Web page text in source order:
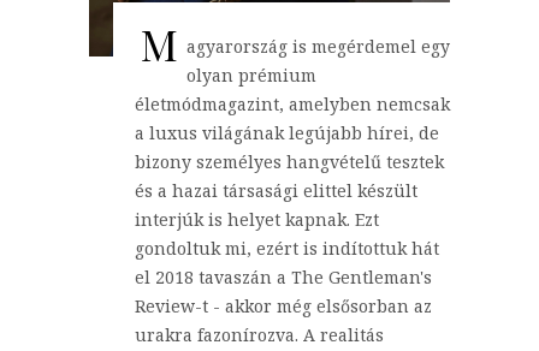
M agyarország is megérdemel egy
olyan prémium
életmódmagazint, amelyben nemcsak
a luxus világának legújabb hírei, de
bizony személyes hangvételű tesztek
és a hazai társasági elittel készült
interjúk is helyet kapnak. Ezt
gondoltuk mi, ezért is indítottuk hát
el 2018 tavaszán a The Gentleman's
Review-t - akkor még elsősorban az
urakra fazonírozva. A realitás